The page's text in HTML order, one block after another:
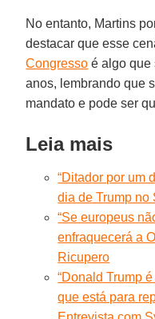
No entanto, Martins
destacar que esse
Congresso é algo que
anos, lembrando que
mandato e pode ser
Leia mais
“Ditador por um
dia de Trump no
“Se europeus
enfraquecerá a
Ricupero
“Donald Trump
que está para